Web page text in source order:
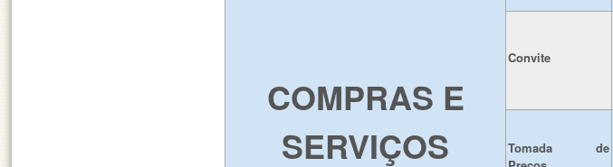
COMPRAS E
SERVIÇOS
Convite
Tomada de